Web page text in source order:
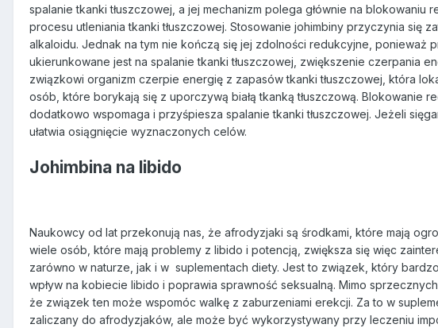
spalanie tkanki tłuszczowej, a jej mechanizm polega głównie na
procesu utleniania tkanki tłuszczowej. Stosowanie johimbiny przyczynia się
alkaloidu. Jednak na tym nie kończą się jej zdolności redukcyjne, ponieważ
ukierunkowane jest na spalanie tkanki tłuszczowej, zwiększenie czerpania
związkowi organizm czerpie energię z zapasów tkanki tłuszczowej, która
osób, które borykają się z uporczywą białą tkanką tłuszczową. Blokowanie
dodatkowo wspomaga i przyśpiesza spalanie tkanki tłuszczowej. Jeżeli
ułatwia osiągnięcie wyznaczonych celów.
Johimbina na libido
Naukowcy od lat przekonują nas, że afrodyzjaki są środkami, które mają
wiele osób, które mają problemy z libido i potencją, zwiększa się więc
zarówno w naturze, jak i w suplementach diety. Jest to związek, który
wpływ na kobiecie libido i poprawia sprawność seksualną. Mimo
że związek ten może wspomóc walkę z zaburzeniami erekcji. Za to w
zaliczany do afrodyzjaków, ale może być wykorzystywany przy leczeniu